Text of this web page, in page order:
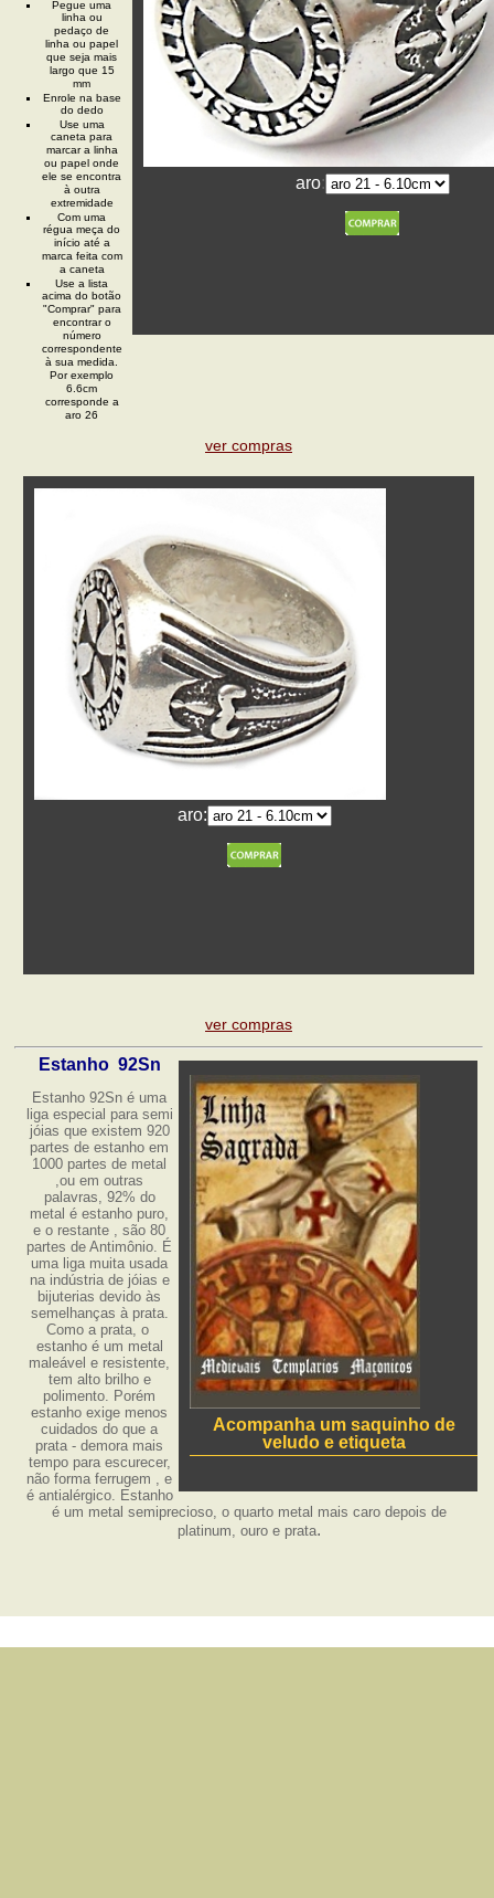
Pegue uma
linha ou
pedaço de
linha ou papel
que seja mais
largo que 15
mm
Enrole na base
do dedo
Use uma
caneta para
marcar a linha
ou papel onde
ele se encontra
à outra
extremidade
Com uma
régua meça do
início até a
marca feita com
a caneta
Use a lista
acima do botão
"Comprar" para
encontrar o
número
correspondente
à sua medida.
Por exemplo
6.6cm
corresponde a
aro 26
aro:
ver compras
aro:
ver compras
Acompanha um saquinho de
veludo e etiqueta
Estanho 92Sn
Estanho 92Sn é uma
liga especial para semi
jóias que existem 920
partes de estanho em
1000 partes de metal
,ou em outras
palavras, 92% do
metal é estanho puro,
e o restante , são 80
partes de Antimônio. É
uma liga muita usada
na indústria de jóias e
bijuterias devido às
semelhanças à prata.
Como a prata, o
estanho é um metal
maleável e resistente,
tem alto brilho e
polimento. Porém
estanho exige menos
cuidados do que a
prata - demora mais
tempo para escurecer,
não forma ferrugem , e
é antialérgico. Estanho
é um metal semiprecioso, o quarto metal mais caro depois de
platinum, ouro e prata.